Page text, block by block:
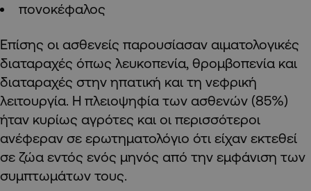
πονοκέφαλος
Επίσης οι ασθενείς παρουσίασαν αιματολογικές
διαταραχές όπως λευκοπενία, θρομβοπενία και
διαταραχές στην ηπατική και τη νεφρική
λειτουργία. Η πλειοψηφία των ασθενών (85%)
ήταν κυρίως αγρότες και οι περισσότεροι
ανέφεραν σε ερωτηματολόγιο ότι είχαν εκτεθεί
σε ζώα εντός ενός μηνός από την εμφάνιση των
συμπτωμάτων τους.